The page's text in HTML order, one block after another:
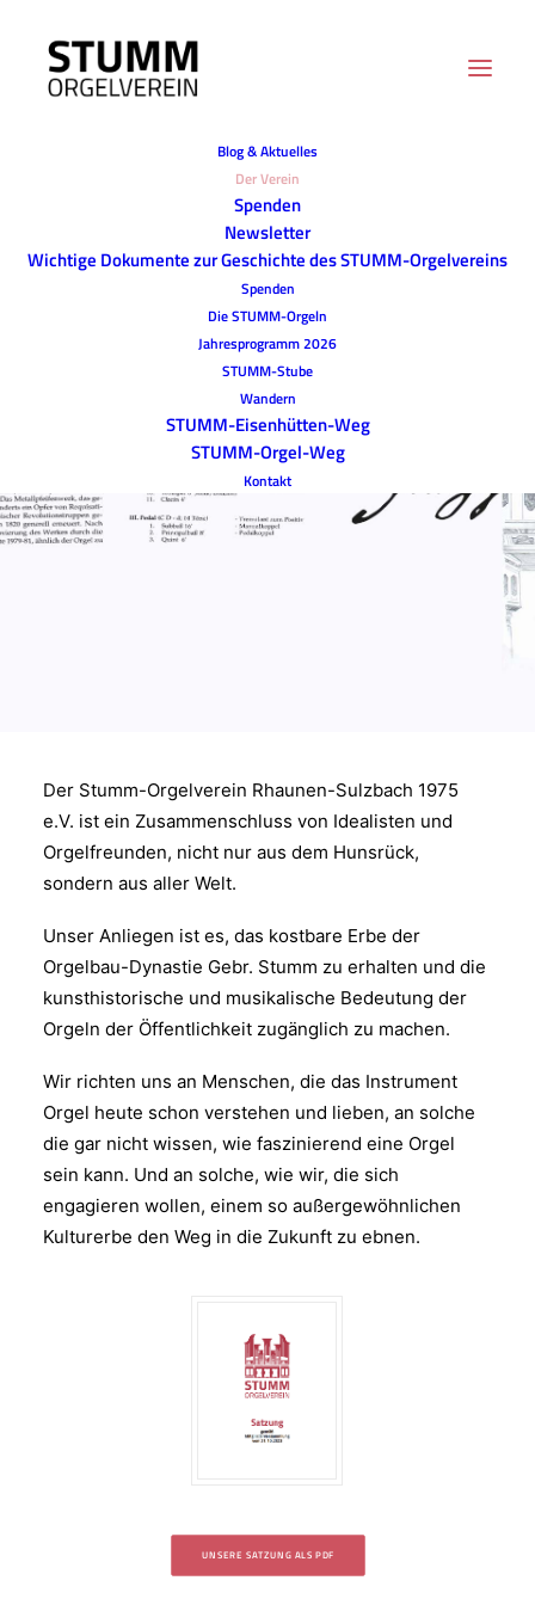
Blog & Aktuelles
Der Verein
Spenden
Newsletter
Wichtige Dokumente zur Geschichte des STUMM-Orgelvereins
Spenden
Die STUMM-Orgeln
Jahresprogramm 2026
STUMM-Stube
Wandern
STUMM-Eisenhütten-Weg
STUMM-Orgel-Weg
Kontakt
Der Stumm-Orgelverein Rhaunen-Sulzbach 1975
e.V. ist ein Zusammenschluss von Idealisten und
Orgelfreunden, nicht nur aus dem Hunsrück,
sondern aus aller Welt.
Unser Anliegen ist es, das kostbare Erbe der
Orgelbau-Dynastie Gebr. Stumm zu erhalten und die
kunsthistorische und musikalische Bedeutung der
Orgeln der Öffentlichkeit zugänglich zu machen.
Wir richten uns an Menschen, die das Instrument
Orgel heute schon verstehen und lieben, an solche
die gar nicht wissen, wie faszinierend eine Orgel
sein kann. Und an solche, wie wir, die sich
engagieren wollen, einem so außergewöhnlichen
Kulturerbe den Weg in die Zukunft zu ebnen.
UNSERE SATZUNG ALS PDF